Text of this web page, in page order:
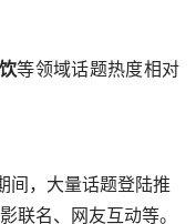
等领域话题热度相对
间，大量话题登陆推
联名、网友互动等。